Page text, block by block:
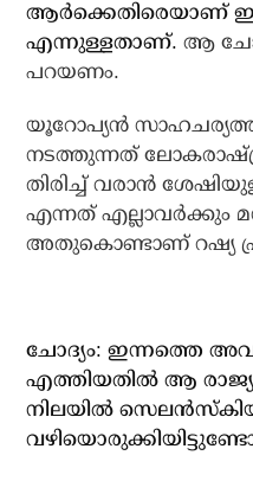
ആര്‍ക്കെതിരെയാണ്
എന്നുള്ളതാണ്. ആ
പറയണം.
യൂറോപ്യന്‍
നടത്തുന്നത്
തിരിച്ച് വരാന്‍
എന്നത് എല്ലാവര്‍ക്കും
അതുകൊണ്ടാണ് റഷ്യ
ചോദ്യം: ഇന്നത്തെ
എത്തിയതില്‍ ആ
നിലയില്‍